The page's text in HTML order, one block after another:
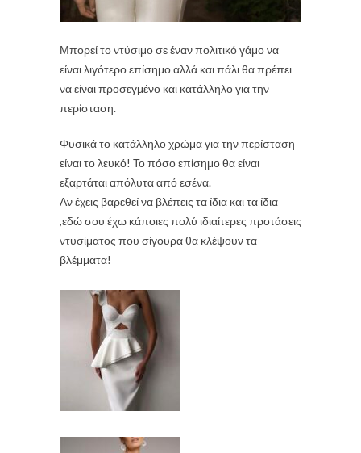
Μπορεί το ντύσιμο σε ένανπολιτικό γάμονα
είναι λιγότερο επίσημο αλλά και πάλι θα πρέπει
να είναι προσεγμένο και κατάλληλο για την
περίσταση.
Φυσικά το κατάλληλο χρώμα για την περίσταση
είναι το λευκό! Το πόσο επίσημο θα είναι
εξαρτάται απόλυτα από εσένα.
Αν έχεις βαρεθεί να βλέπεις τα ίδια και τα ίδια
,εδώ σου έχω κάποιες πολύ ιδιαίτερες προτάσεις
ντυσίματος που σίγουρα θα κλέψουν τα
βλέμματα!